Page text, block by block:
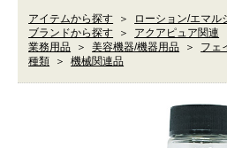
アイテムから探す ＞
ローション/エマル
ブランドから探す
＞
アクアピュア関連
業務用品
＞ 美容機器/機器用品 ＞
フェ
種類
＞ 機械関連品